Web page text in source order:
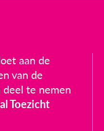
aan de
van de
te nemen
Toezicht